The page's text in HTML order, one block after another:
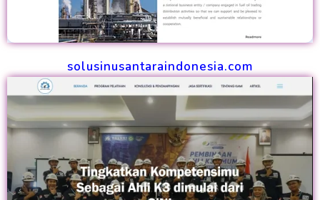
solusinusantaraindonesia.com